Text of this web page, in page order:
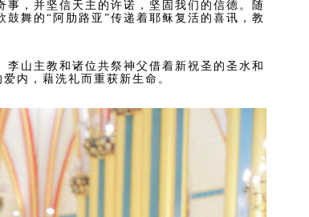
，并坚信天主的许诺，坚固我们的信德。随
舞的“阿肋路亚”传递着耶稣复活的喜讯，教
李山主教和诸位共祭神父借着新祝圣的圣水和
内，藉洗礼而重获新生命。